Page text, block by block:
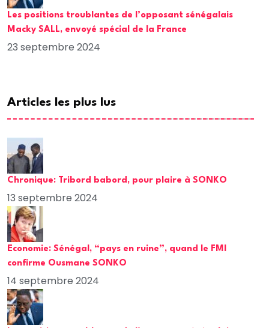
Les positions troublantes de l’opposant sénégalais
Macky SALL, envoyé spécial de la France
23 septembre 2024
Articles les plus lus
Chronique: Tribord babord, pour plaire à SONKO
13 septembre 2024
Economie: Sénégal, “pays en ruine”, quand le FMI
confirme Ousmane SONKO
14 septembre 2024